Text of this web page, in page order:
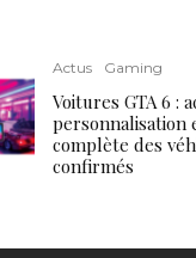
Actus Gaming
Voitures GTA 6 :
personnalisation
complète des
confirmés